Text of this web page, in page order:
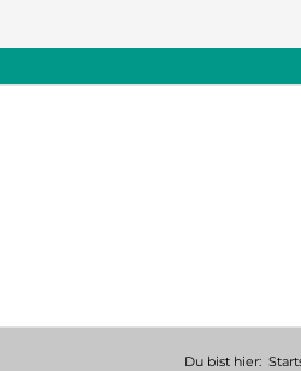
Du bist hier: